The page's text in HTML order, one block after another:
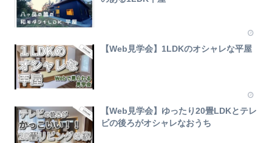
【Web見学会】1LDKのオシャレな平屋
【Web見学会】ゆったり20畳LDKとテレ
ビの後ろがオシャレなおうち